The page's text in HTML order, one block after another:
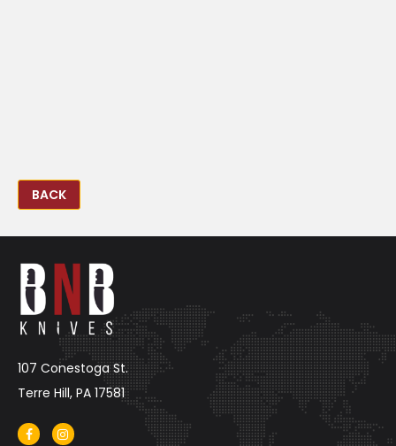
BACK
107 Conestoga St.
Terre Hill, PA 17581